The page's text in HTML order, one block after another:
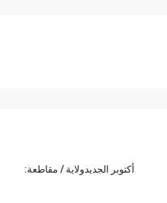
أكتوبر الجديدولاية / مقاطعة: